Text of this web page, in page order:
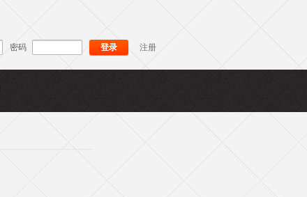
密码 登录 注册